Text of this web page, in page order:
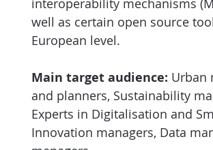
interoperability mechanisms
well as certain open source
European level.
Main target audience: Urban
and planners, Sustainability
Experts in Digitalisation and
Innovation managers, Data